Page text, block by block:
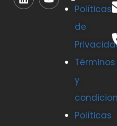
Políticas
de
Términos
y
Políticas